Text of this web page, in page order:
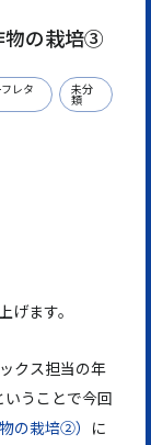
物の栽培③
レタ 未分
類
ます。
クス担当の年
うことで今回
の栽培②） に